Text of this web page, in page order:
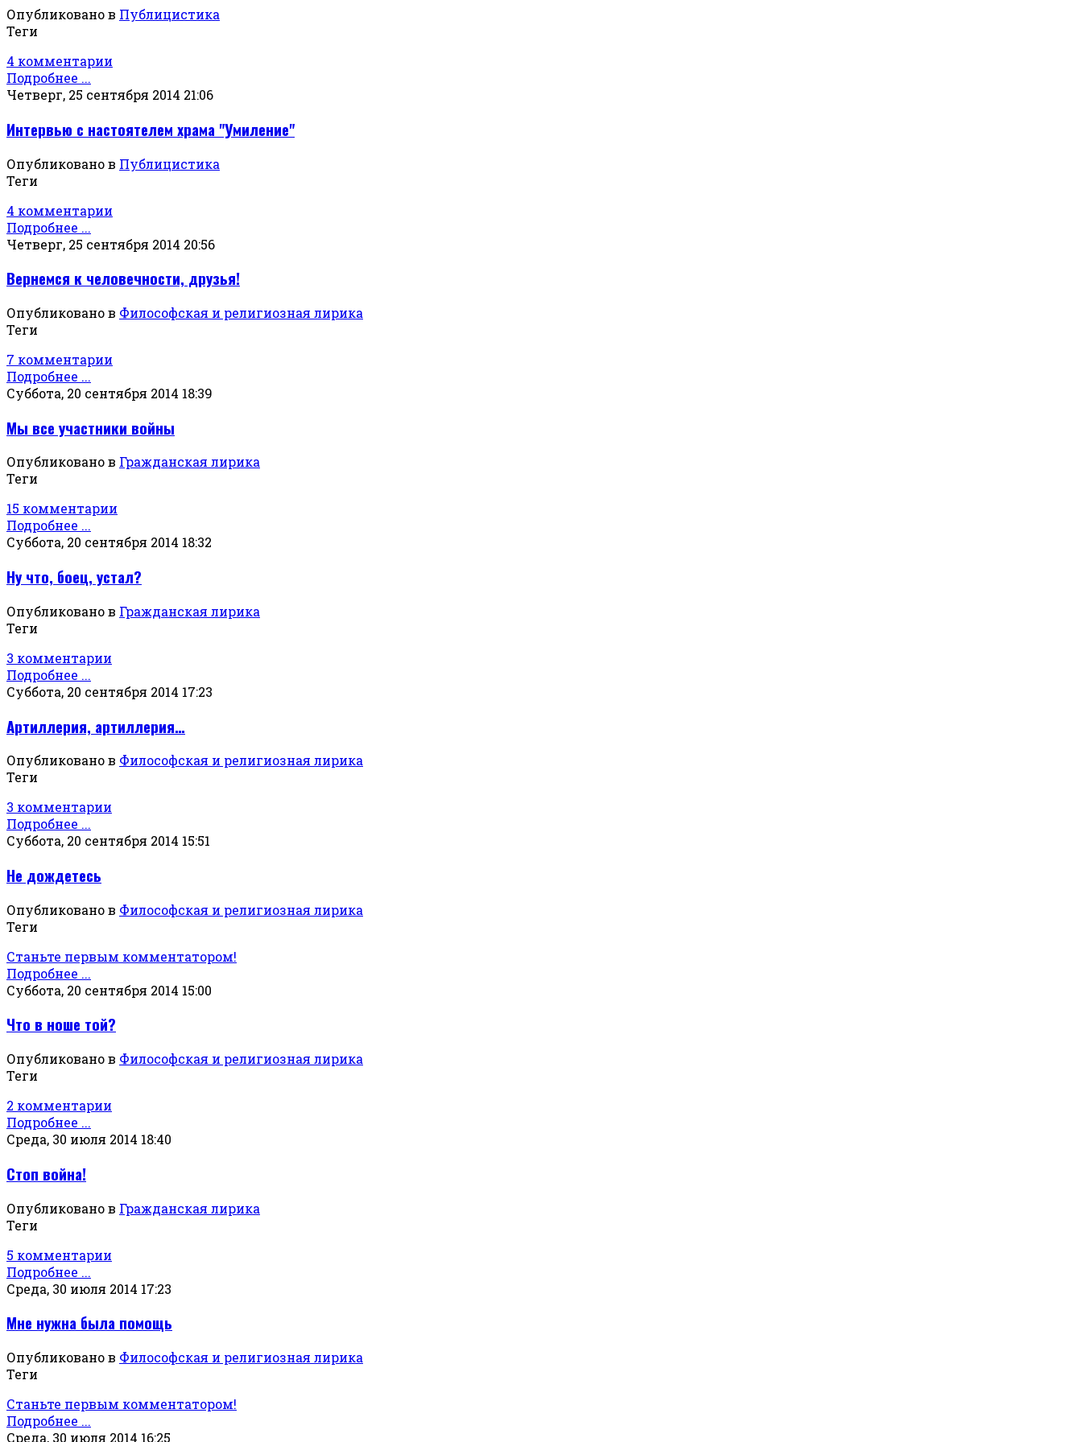
Опубликовано в Публицистика
Теги
4 комментарии
Подробнее ...
Четверг, 25 сентября 2014 21:06
Интервью с настоятелем храма "Умиление"
Опубликовано в Публицистика
Теги
4 комментарии
Подробнее ...
Четверг, 25 сентября 2014 20:56
Вернемся к человечности, друзья!
Опубликовано в Философская и религиозная лирика
Теги
7 комментарии
Подробнее ...
Суббота, 20 сентября 2014 18:39
Мы все участники войны
Опубликовано в Гражданская лирика
Теги
15 комментарии
Подробнее ...
Суббота, 20 сентября 2014 18:32
Ну что, боец, устал?
Опубликовано в Гражданская лирика
Теги
3 комментарии
Подробнее ...
Суббота, 20 сентября 2014 17:23
Артиллерия, артиллерия…
Опубликовано в Философская и религиозная лирика
Теги
3 комментарии
Подробнее ...
Суббота, 20 сентября 2014 15:51
Не дождетесь
Опубликовано в Философская и религиозная лирика
Теги
Станьте первым комментатором!
Подробнее ...
Суббота, 20 сентября 2014 15:00
Что в ноше той?
Опубликовано в Философская и религиозная лирика
Теги
2 комментарии
Подробнее ...
Среда, 30 июля 2014 18:40
Стоп война!
Опубликовано в Гражданская лирика
Теги
5 комментарии
Подробнее ...
Среда, 30 июля 2014 17:23
Мне нужна была помощь
Опубликовано в Философская и религиозная лирика
Теги
Станьте первым комментатором!
Подробнее ...
Среда, 30 июля 2014 16:25